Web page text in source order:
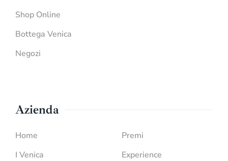
Shop Online
Bottega Venica
Negozi
Azienda
Home
I Venica
Premi
Experience